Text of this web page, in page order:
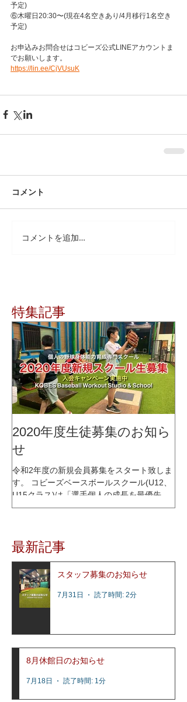
予定)
⑥木曜日20:30〜(現在4名空きあり/4月移行1名空き
予定)
お申込みお問合せはコビーズ公式LINEアカウントま
でお願いします。
https://lin.ee/CjVUsuK
コメント
コメントを追加…
特集記事
2020年度生徒募集のお知ら
せ
令和2年度の新規会員募集をスタート致しま
す。 コビーズベースボールスクール(U12、
U15クラス)は「選手個人の成長を最優先に
考える」をコンセプトに、少人数制スクー
レッスン内容はコビーズ代表...
最新記事
スタッフ募集のお知らせ
7月31日 読了時間: 2分
8月休館日のお知らせ
7月18日 読了時間: 1分